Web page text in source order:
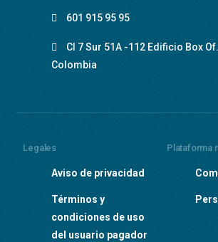
601 915 95 95
Cl 7 Sur 51A -112 Edificio Box
Colombia
Legales
Aviso de privacidad
Términos y
condiciones de uso
del usuario pagador
Plataforma